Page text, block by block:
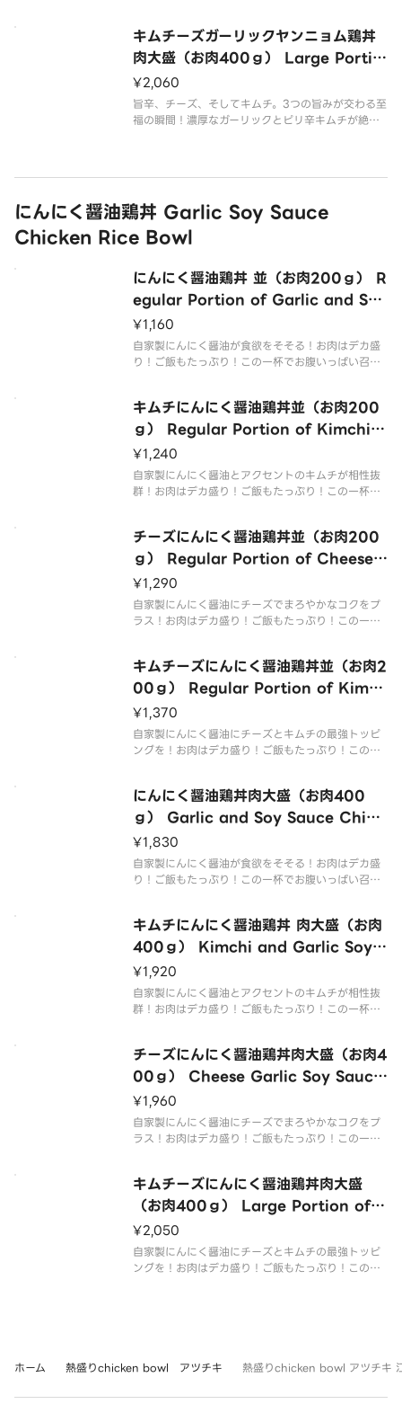
mate combination of rich garlic
キムチーズガーリックヤンニョム鶏丼
肉大盛（お肉400ｇ） Large Portio
n of Kimchi and Cheese Garlic Y
angnyeom Chicken Rice Bowl
（400g of Meat）
¥2,060
旨辛、チーズ、そしてキムチ。3つの旨みが交わる至
福の瞬間！濃厚なガーリックとピリ辛キムチが絶妙
にんにく醤油鶏丼 Garlic Soy Sauce
Chicken Rice Bowl
にんにく醤油鶏丼 並（お肉200ｇ） R
egular Portion of Garlic and Soy
Sauce Chicken Rice Bowl （200
g of Meat）
¥1,160
自家製にんにく醤油が食欲をそそる！お肉はデカ盛
り！ご飯もたっぷり！この一杯でお腹いっぱい召し
o
キムチにんにく醤油鶏丼並（お肉200
ｇ） Regular Portion of Kimchi a
nd Garlic Soy Sauce Chicken Ric
e Bowl （200g of Meat）
¥1,240
自家製にんにく醤油とアクセントのキムチが相性抜
群！お肉はデカ盛り！ご飯もたっぷり！この一杯で
r！ The mea
チーズにんにく醤油鶏丼並（お肉200
ｇ） Regular Portion of Cheese
Garlic Soy Sauce Chicken Rice B
owl （200g of Meat）
¥1,290
自家製にんにく醤油にチーズでまろやかなコクをプ
ラス！お肉はデカ盛り！ご飯もたっぷり！この一杯
e meat is
キムチーズにんにく醤油鶏丼並（お肉2
00ｇ） Regular Portion of Kimch
i and Cheese Garlic Soy Sauce
Chicken Rice Bowl （200g of M
eat）
¥1,370
自家製にんにく醤油にチーズとキムチの最強トッピ
ングを！お肉はデカ盛り！ご飯もたっぷり！この一
se and k
にんにく醤油鶏丼肉大盛（お肉400
ｇ） Garlic and Soy Sauce Chick
en Rice Bowl with Large Portion
of Meat （400g of Meat）
¥1,830
自家製にんにく醤油が食欲をそそる！お肉はデカ盛
り！ご飯もたっぷり！この一杯でお腹いっぱい召し
o
キムチにんにく醤油鶏丼 肉大盛（お肉
400ｇ） Kimchi and Garlic Soy S
auce Chicken Rice Bowl with La
rge Portion of Meat （400g of
Meat）
¥1,920
自家製にんにく醤油とアクセントのキムチが相性抜
群！お肉はデカ盛り！ご飯もたっぷり！この一杯で
r！ The mea
チーズにんにく醤油鶏丼肉大盛（お肉4
00ｇ） Cheese Garlic Soy Sauce
Chicken Rice Bowl with Large P
ortion of Meat （400g of Mea
t）
¥1,960
自家製にんにく醤油にチーズでまろやかなコクをプ
ラス！お肉はデカ盛り！ご飯もたっぷり！この一杯
e meat is
キムチーズにんにく醤油鶏丼肉大盛
（お肉400ｇ） Large Portion of K
imchi and Cheese Garlic Soy Sa
uce Chicken Rice Bowl （400g o
f Meat）
¥2,050
自家製にんにく醤油にチーズとキムチの最強トッピ
ングを！お肉はデカ盛り！ご飯もたっぷり！この一
ホーム 熱盛りchicken bowl アツチキ 熱盛りchicken bowl アツチキ